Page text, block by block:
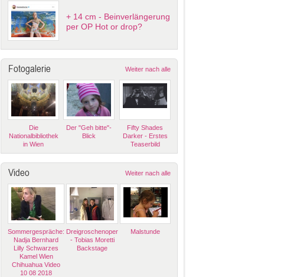
+ 14 cm - Beinverlängerung
per OP Hot or drop?
Fotogalerie Weiter nach alle
Die
Nationalbibliothek
in Wien
Der "Geh bitte"-
Blick
Fifty Shades
Darker - Erstes
Teaserbild
Video Weiter nach alle
Sommergespräche:
Nadja Bernhard
Lilly Schwarzes
Kamel Wien
Chihuahua Video
10 08 2018
Dreigroschenoper
- Tobias Moretti
Backstage
Malstunde